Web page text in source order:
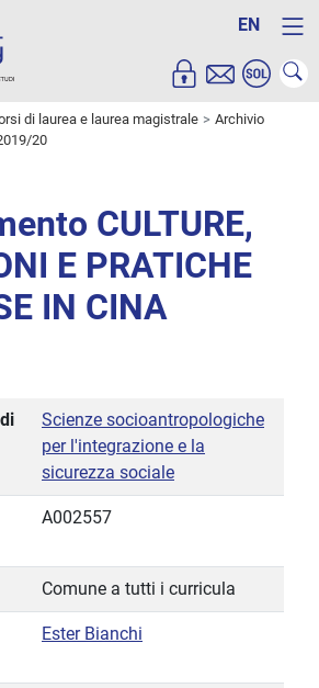
EN
di laurea e laurea magistrale
Archivio
20
CULTURE,
E PRATICHE
IN CINA
Scienze socioantropologiche
per l'integrazione e la
sicurezza sociale
A002557
Comune a tutti i curricula
Ester Bianchi